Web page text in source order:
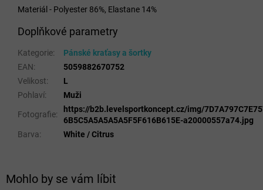
Mohlo by se vám líbit
Materiál - Polyester 86%, Elastane 14%
Doplňkové parametry
Kategorie:
Pánské kraťasy a šortky
EAN:
5059882670752
Velikost:
L
Pohlaví: Muži
Fotografie:
https://b2b.levelsportkoncept.cz/img/
6B5C5A5A5A5A5F5F616B615E-a20000557a74.jpg
Barva: White / Citrus